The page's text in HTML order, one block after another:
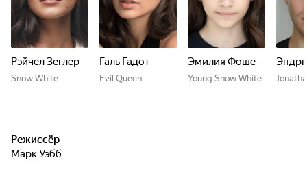
Рэйчел Зеглер
Snow White
Галь Гадот
Evil Queen
Эмилия Фоше
Young Snow White
Режиссёр
Марк Уэбб